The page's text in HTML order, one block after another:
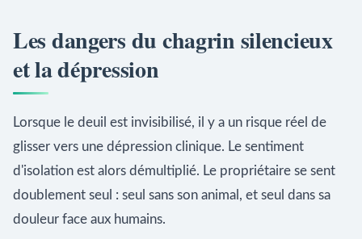
Les dangers du chagrin silencieux
et la dépression
Lorsque le deuil est invisibilisé, il y a un risque réel de
glisser vers une dépression clinique. Le sentiment
d'isolation est alors démultiplié. Le propriétaire se sent
doublement seul : seul sans son animal, et seul dans sa
douleur face aux humains.